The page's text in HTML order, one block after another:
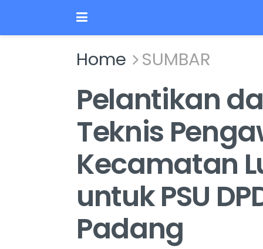
Home SUMBAR
Pelantikan
Teknis
Kecamatan
untuk PSU
Padang